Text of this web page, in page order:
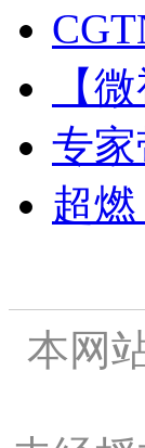
【
专
超
本网